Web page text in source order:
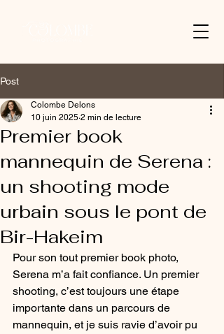
Post
Premier book
mannequin de Serena :
un shooting mode
urbain sous le pont de
Bir-Hakeim
Colombe Delons
10 juin 2025 2 min de lecture
Pour son tout premier book photo,
Serena m’a fait confiance. Un premier
shooting, c’est toujours une étape
importante dans un parcours de
mannequin, et je suis ravie d’avoir pu